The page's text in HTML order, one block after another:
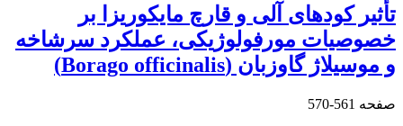
تأثیر کودهای آلی و قارچ مایکوریزا بر
خصوصیات مورفولوژیکی، عملکرد سرشاخه
و موسیلاژ گاوزبان (Borago officinalis)
صفحه 561-570